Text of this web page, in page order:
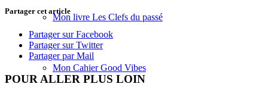
Mon livre Les Clefs du passé
Mon Cahier Good Vibes
Partager cet article
Partager sur Facebook
Partager sur Twitter
Partager par Mail
POUR ALLER PLUS LOIN